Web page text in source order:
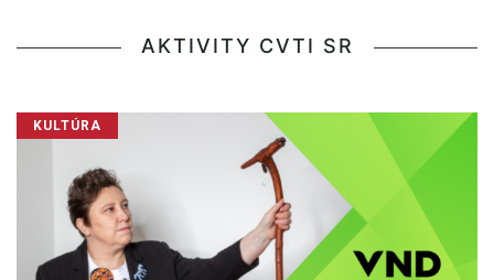
AKTIVITY CVTI SR
KULTÚRA